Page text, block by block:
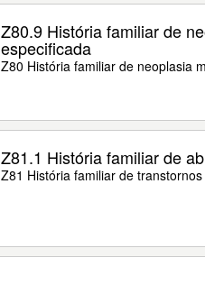
Z80.9 História familiar de
especificada
Z80 História familiar de neoplasia
Z81.1 História familiar de
Z81 História familiar de